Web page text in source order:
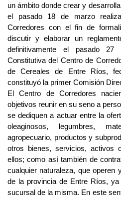
un ámbito donde crear y
el pasado 18 de marzo
Corredores con el fin de
discutir y elaborar un
definitivamente el pasado
Constitutiva del Centro de
de Cereales de Entre Ríos,
constituyó la primer Comisión
El Centro de Corredores
objetivos reunir en su seno a
se dediquen a actuar entre la
oleaginosos, legumbres,
agropecuario, productos y
otros bienes, servicios, activos
ellos; como así también de
cualquier naturaleza, que operen
de la provincia de Entre Ríos,
sucursal de la misma. En este